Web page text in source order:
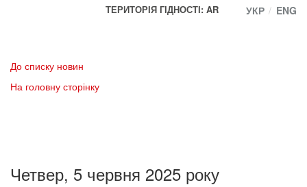
ТЕРИТОРІЯ ГІДНОСТІ: AR
УКР ENG
До списку новин
На головну сторінку
Четвер, 5 червня 2025 року